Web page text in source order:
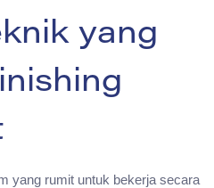
yang
yang rumit untuk bekerja secara